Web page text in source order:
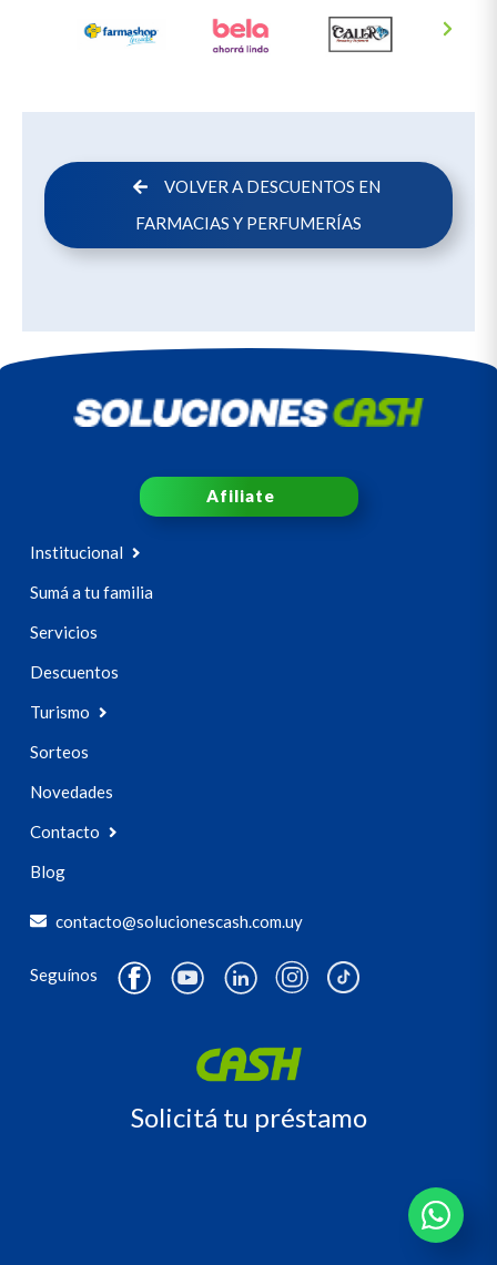
VOLVER A DESCUENTOS EN
FARMACIAS Y PERFUMERÍAS
Afiliate
Institucional
Sumá a tu familia
Servicios
Descuentos
Turismo
Sorteos
Novedades
Contacto
Blog
contacto@solucionescash.com.uy
Seguínos
Solicitá tu préstamo